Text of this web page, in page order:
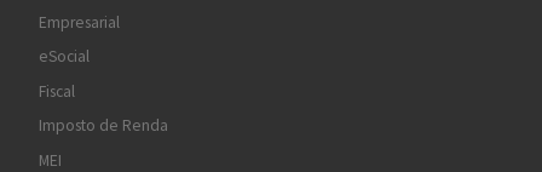
Empresarial
eSocial
Fiscal
Imposto de Renda
MEI